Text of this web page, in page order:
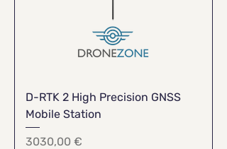
D-RTK 2 High Precision GNSS
Mobile Station
Prezzo
3030,00 €